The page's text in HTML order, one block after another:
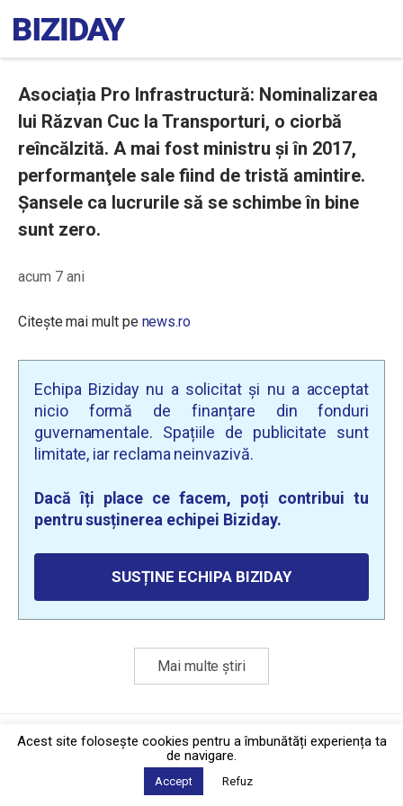
Asociația Pro Infrastructură: Nominalizarea
lui Răzvan Cuc la Transporturi, o ciorbă
reîncălzită. A mai fost ministru și în 2017,
performanţele sale fiind de tristă amintire.
Şansele ca lucrurile să se schimbe în bine
sunt zero.
acum 7 ani
Citește mai mult pe news.ro
Echipa Biziday nu a solicitat și nu a acceptat
nicio formă de finanțare din fonduri
guvernamentale. Spațiile de publicitate sunt
limitate, iar reclama neinvazivă.
Dacă îți place ce facem, poți contribui tu
pentru susținerea echipei Biziday.
SUSȚINE ECHIPA BIZIDAY
Mai multe știri
Politica de confidențialitate·Contact
2026 © Biziday
Acest site foloseşte cookies pentru a îmbunătăți experiența ta
de navigare.
Accept Refuz